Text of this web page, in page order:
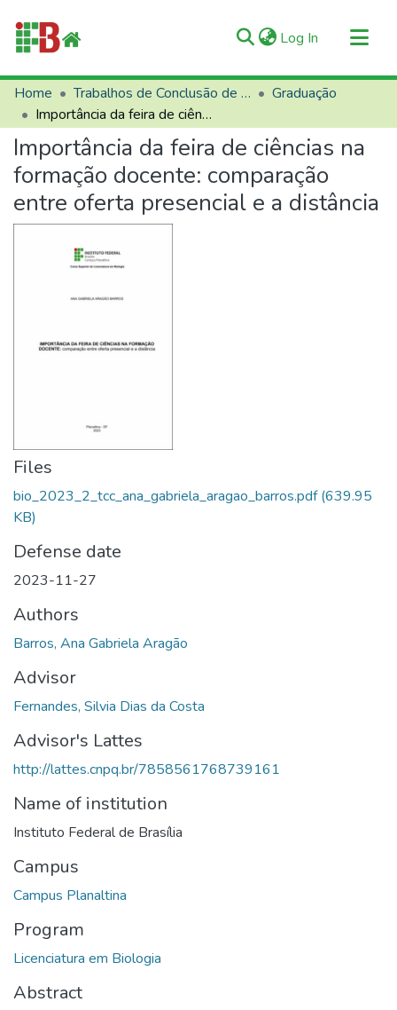
Log In (current)
Communities & Collections
All of RIIFB
Manuals and Terms
Statistics
About RIIFB
Home Trabalhos de Conclusão de Curso (TCCs)
Graduação
Importância da feira de ciências na formação docente: comparação entre oferta presencial e a distância
Importância da feira de ciências na
formação docente: comparação
entre oferta presencial e a distância
Files
bio_2023_2_tcc_ana_gabriela_aragao_barros.pdf(639.95
KB)
Defense date
2023-11-27
Authors
Barros, Ana Gabriela Aragão
Advisor
Fernandes, Silvia Dias da Costa
Advisor's Lattes
http://lattes.cnpq.br/7858561768739161
Name of institution
Instituto Federal de Brasília
Campus
Campus Planaltina
Program
Licenciatura em Biologia
Abstract